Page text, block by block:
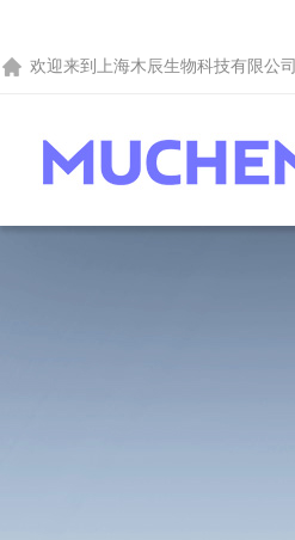
欢迎来到 上海木辰生物科技有限公司